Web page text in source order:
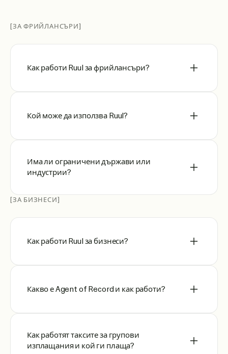
[ЗА ФРИЙЛАНСЪРИ]
Как работи Ruul за фрийлансъри?
Кой може да използва Ruul?
Има ли ограничени държави или
индустрии?
[ЗА БИЗНЕСИ]
Как работи Ruul за бизнеси?
Какво е Agent of Record и как работи?
Как работят таксите за групови
изплащания и кой ги плаща?